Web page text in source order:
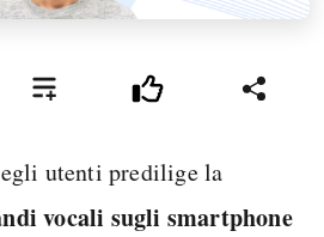
utenti predilige la
vocali sugli smartphone